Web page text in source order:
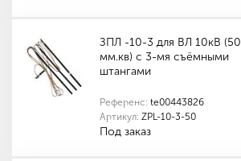
ЗПЛ -10-3 для ВЛ 10кВ (50
мм.кв) с 3-мя съёмными
штангами
Референс: te00443826
Артикул: ZPL-10-3-50
Под заказ